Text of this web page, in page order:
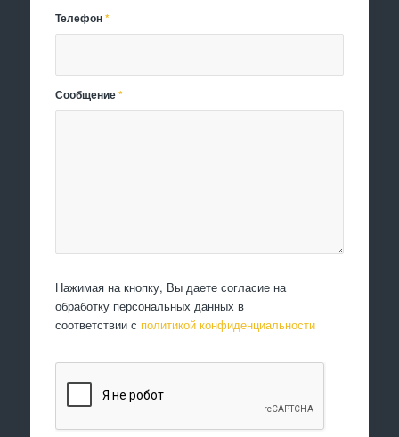
Телефон*
Сообщение*
Нажимая на кнопку, Вы даете согласие на
обработку персональных данных в
соответствии с политикой конфиденциальности